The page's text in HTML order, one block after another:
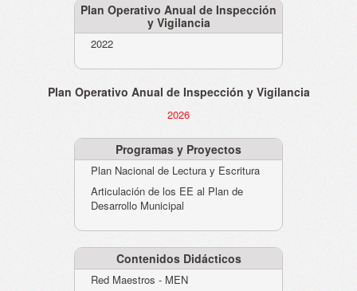
Plan Operativo Anual de Inspección
y Vigilancia
2022
Plan Operativo Anual de Inspección y Vigilancia
2026
Programas y Proyectos
Plan Nacional de Lectura y Escritura
Articulación de los EE al Plan de
Desarrollo Municipal
Contenidos Didácticos
Red Maestros - MEN